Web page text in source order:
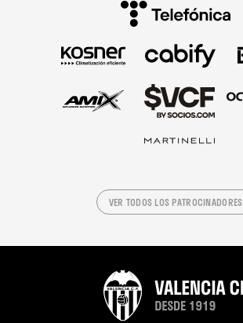
VER TODOS LOS PATROCINADORES